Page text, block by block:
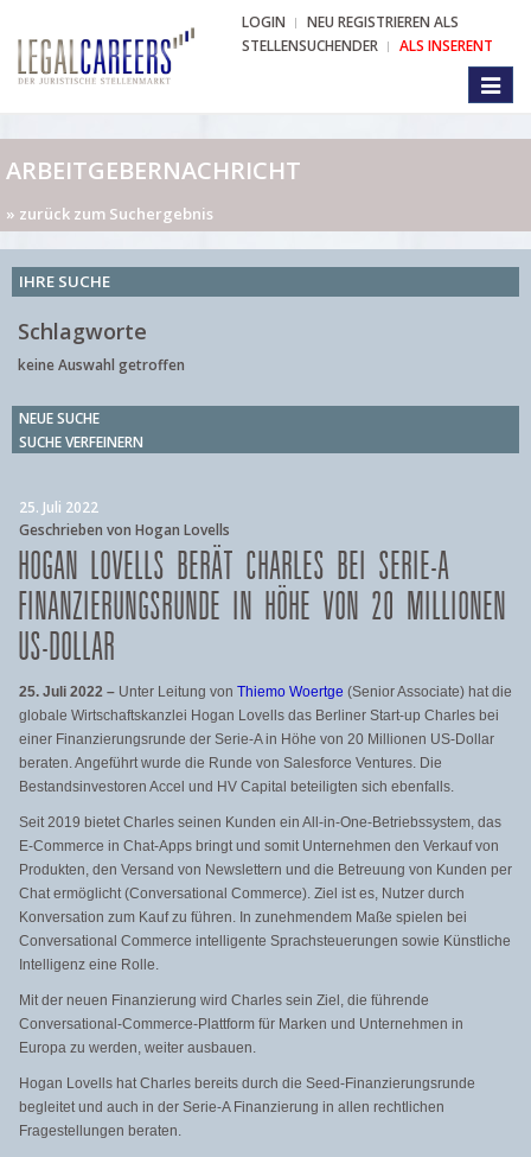
LOGIN
NEU REGISTRIEREN ALS
STELLENSUCHENDER
ALS INSERENT
ARBEITGEBERNACHRICHT
» zurück zum Suchergebnis
IHRE SUCHE
Schlagworte
keine Auswahl getroffen
NEUE SUCHE
SUCHE VERFEINERN
25. Juli 2022
Geschrieben von Hogan Lovells
HOGAN LOVELLS BERÄT CHARLES BEI SERIE-A
FINANZIERUNGSRUNDE IN HÖHE VON 20 MILLIONEN
US-DOLLAR
25. Juli 2022 – Unter Leitung von Thiemo Woertge (Senior Associate) hat die
globale Wirtschaftskanzlei Hogan Lovells das Berliner Start-up Charles bei
einer Finanzierungsrunde der Serie-A in Höhe von 20 Millionen US-Dollar
beraten. Angeführt wurde die Runde von Salesforce Ventures. Die
Bestandsinvestoren Accel und HV Capital beteiligten sich ebenfalls.
Seit 2019 bietet Charles seinen Kunden ein All-in-One-Betriebssystem, das
E-Commerce in Chat-Apps bringt und somit Unternehmen den Verkauf von
Produkten, den Versand von Newslettern und die Betreuung von Kunden per
Chat ermöglicht (Conversational Commerce). Ziel ist es, Nutzer durch
Konversation zum Kauf zu führen. In zunehmendem Maße spielen bei
Conversational Commerce intelligente Sprachsteuerungen sowie Künstliche
Intelligenz eine Rolle.
Mit der neuen Finanzierung wird Charles sein Ziel, die führende
Conversational-Commerce-Plattform für Marken und Unternehmen in
Europa zu werden, weiter ausbauen.
Hogan Lovells hat Charles bereits durch die Seed-Finanzierungsrunde
begleitet und auch in der Serie-A Finanzierung in allen rechtlichen
Fragestellungen beraten.